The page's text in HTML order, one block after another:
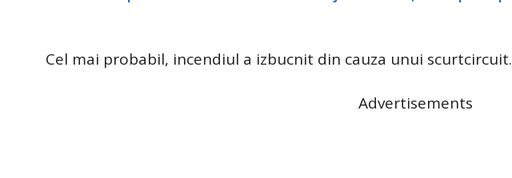
Cel mai probabil, incendiul a izbucnit din cauza unui scurtcircuit.
Advertisements